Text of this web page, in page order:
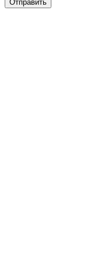
Отправить